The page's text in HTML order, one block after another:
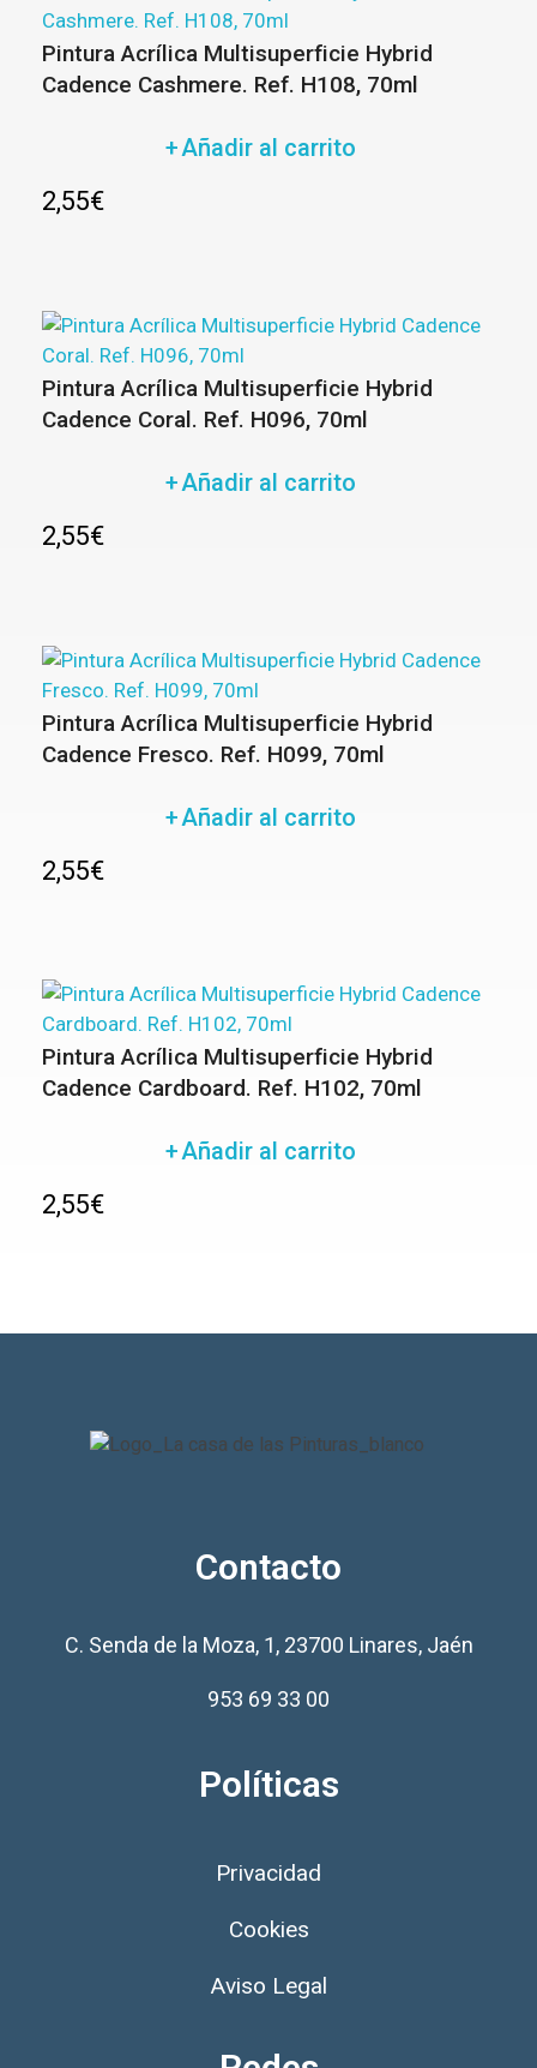
Pintura Acrílica Multisuperficie Hybrid
Cadence Cashmere. Ref. H108, 70ml
2,55€
Añadir al carrito
Pintura Acrílica Multisuperficie Hybrid
Cadence Coral. Ref. H096, 70ml
2,55€
Añadir al carrito
Pintura Acrílica Multisuperficie Hybrid
Cadence Fresco. Ref. H099, 70ml
2,55€
Añadir al carrito
Pintura Acrílica Multisuperficie Hybrid
Cadence Cardboard. Ref. H102, 70ml
2,55€
Añadir al carrito
Contacto
C. Senda de la Moza, 1, 23700 Linares, Jaén
953 69 33 00
Políticas
Privacidad
Cookies
Aviso Legal